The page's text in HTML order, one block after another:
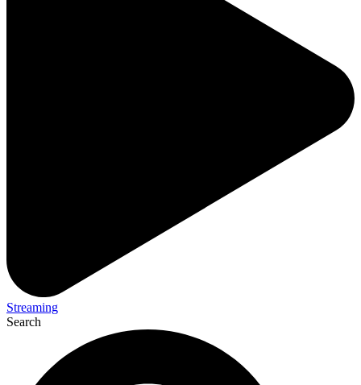
Streaming
Search